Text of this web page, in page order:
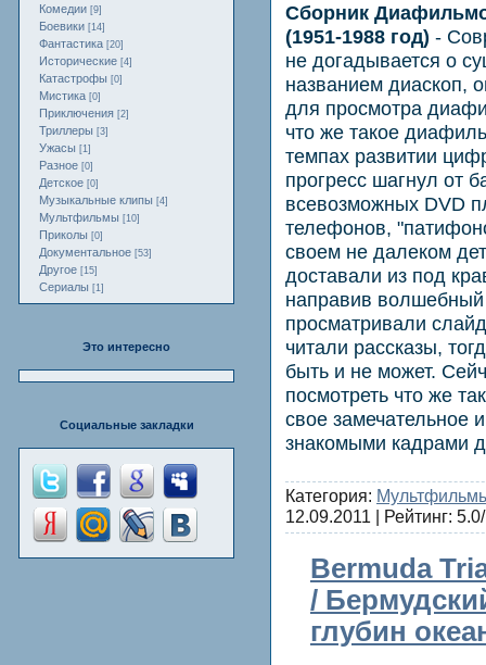
Комедии [9]
Боевики [14]
Фантастика [20]
Исторические [4]
Катастрофы [0]
Мистика [0]
Приключения [2]
Триллеры [3]
Ужасы [1]
Разное [0]
Детское [0]
Музыкальные клипы [4]
Мультфильмы [10]
Приколы [0]
Документальное [53]
Другое [15]
Сериалы [1]
Это интересно
Социальные закладки
Сборник
(1951-1988 год) -
не догадывается о
названием диаскоп,
для просмотра
что же такое
темпах развитии
прогресс шагнул от
всевозможных DVD
телефонов,
своем не далеком
доставали из под
направив
просматривали
читали рассказы,
быть и не может.
посмотреть что же
свое замечательное
знакомыми кадрами
Категория:
12.09.2011 | Рейтинг:
Bermuda
/
глубин